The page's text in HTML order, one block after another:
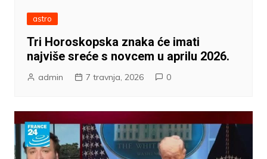
astro
Tri Horoskopska znaka će imati
najviše sreće s novcem u aprilu 2026.
admin 7 travnja, 2026 0